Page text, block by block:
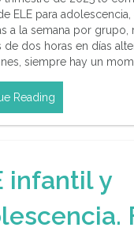
ELE para adolescencia,
a la semana por grupo,
de dos horas en días
siempre hay un
Reading
infantil y